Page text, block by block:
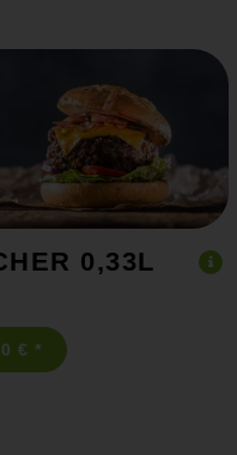
0,33L
€ *